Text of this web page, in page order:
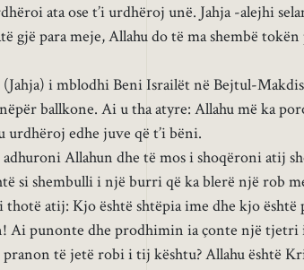
ata ose t’i urdhëroj unë. Jahja -alejhi
gjë para meje, Allahu do të ma shembë
i mblodhi Beni Israilët në Bejtul-
ballkone. Ai u tha atyre: Allahu më ka
urdhëroj edhe juve që t’i bëni.
adhuroni Allahun dhe të mos i shoqëroni atij
si shembulli i një burri që ka blerë një rob
thotë atij: Kjo është shtëpia ime dhe kjo është
Ai punonte dhe prodhimin ia çonte një tjetri
të jetë robi i tij kështu? Allahu është